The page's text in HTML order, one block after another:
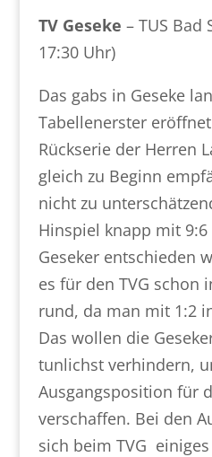
TV Geseke – TUS Bad
17:30 Uhr)
Das gabs in Geseke
Tabellenerster
Rückserie der Herren
gleich zu Beginn
nicht zu
Hinspiel knapp mit
Geseker entschieden
es für den TVG schon
rund, da man mit 1:2
Das wollen die
tunlichst verhindern,
Ausgangsposition für
verschaffen. Bei den
sich beim TVG